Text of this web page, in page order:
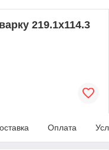
219.1x114.3
Оплата